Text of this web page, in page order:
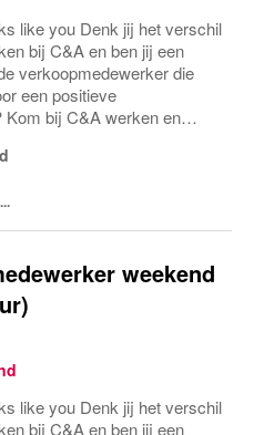
like you Denk jij het verschil
bij C&A en ben jij een
verkoopmedewerker die
een positieve
Kom bij C&A werken en
C&A is de fashion
weekend
like you Denk jij het verschil
bij C&A en ben jij een